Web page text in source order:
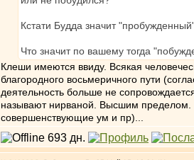
Кстати Будда значит
Что значит по вашему тогда
Клеши имеются ввиду. Всякая
благородного восьмеричного пути
деятельность больше не
называют нирваной. Высшим
совершенствующие ум и пр)...